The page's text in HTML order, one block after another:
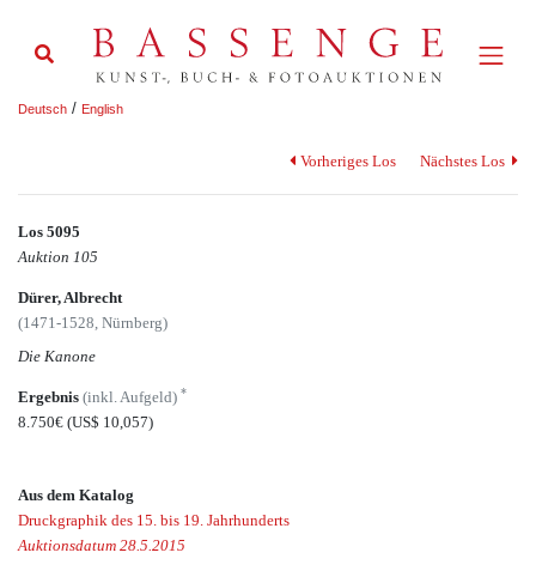
Deutsch / English
Vorheriges Los Nächstes Los
Los 5095
Auktion 105
Dürer, Albrecht
(1471-1528, Nürnberg)
Die Kanone
Ergebnis (inkl. Aufgeld) *
8.750€ (US$ 10,057)
Aus dem Katalog
Druckgraphik des 15. bis 19. Jahrhunderts
Auktionsdatum 28.5.2015